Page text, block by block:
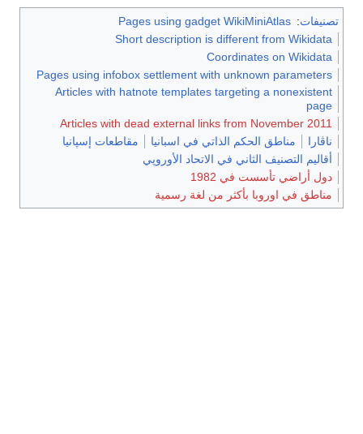
تصنيفات:
Pages using gadget WikiMiniAtlas
Short description is different from Wikidata
Coordinates on Wikidata
Pages using infobox settlement with unknown parameters
Articles with hatnote templates targeting a nonexistent
page
Articles with dead external links from November 2011
ناڤارا
مناطق الحكم الذاتي في اسبانيا
مقاطعات إسپانيا
أقاليم التصنيف الثاني في الاتحاد الأوروپي
دول أراضي تأسست في 1982
مناطق في اوروبا بأكثر من لغة رسمية